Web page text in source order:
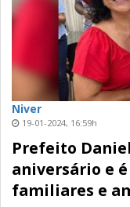
Niver
19-01-2024, 16:59h
Prefeito
aniversário e
familiares e